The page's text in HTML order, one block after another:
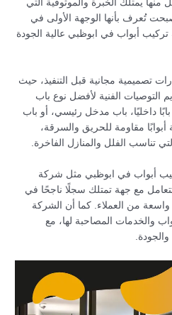
يمتلك الخبرة والموثوقية التي
تُعرف بأنها الوجهة الأولى في
تركيب أبواب في ابوظبي عالية الجودة
تصميمية مجانية قبل التنفيذ، حيث
التوصيات الفنية لأفضل نوع باب
داخليًا، باب مدخل رئيسي، أو باب
مقاومة للحريق والسرقة،
تناسب الفلل والمنازل الفاخرة.
أبواب في ابوظبي مثل شركة
مع جهة تمتلك سجلًا ناجحًا في
واسعة من العملاء. كما أن الشركة
والخدمات المصاحبة لها، مع
والجودة.